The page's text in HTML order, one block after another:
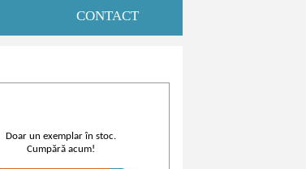
CONTACT
Doar un exemplar în stoc.
Cumpără acum!